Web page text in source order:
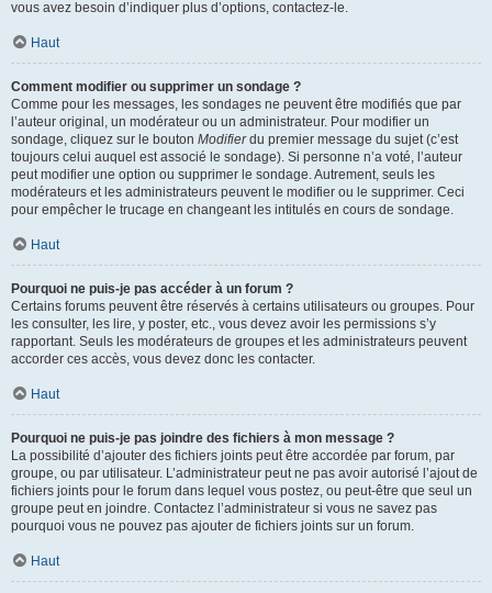
vous avez besoin d’indiquer plus d’options, contactez-le.
Haut
Comment modifier ou supprimer un sondage ?
Comme pour les messages, les sondages ne peuvent être modifiés que par
l’auteur original, un modérateur ou un administrateur. Pour modifier un
sondage, cliquez sur le bouton Modifierdu premier message du sujet (c’est
toujours celui auquel est associé le sondage). Si personne n’a voté, l’auteur
peut modifier une option ou supprimer le sondage. Autrement, seuls les
modérateurs et les administrateurs peuvent le modifier ou le supprimer. Ceci
pour empêcher le trucage en changeant les intitulés en cours de sondage.
Haut
Pourquoi ne puis-je pas accéder à un forum ?
Certains forums peuvent être réservés à certains utilisateurs ou groupes. Pour
les consulter, les lire, y poster, etc., vous devez avoir les permissions s’y
rapportant. Seuls les modérateurs de groupes et les administrateurs peuvent
accorder ces accès, vous devez donc les contacter.
Haut
Pourquoi ne puis-je pas joindre des fichiers à mon message ?
La possibilité d’ajouter des fichiers joints peut être accordée par forum, par
groupe, ou par utilisateur. L’administrateur peut ne pas avoir autorisé l’ajout de
fichiers joints pour le forum dans lequel vous postez, ou peut-être que seul un
groupe peut en joindre. Contactez l’administrateur si vous ne savez pas
pourquoi vous ne pouvez pas ajouter de fichiers joints sur un forum.
Haut